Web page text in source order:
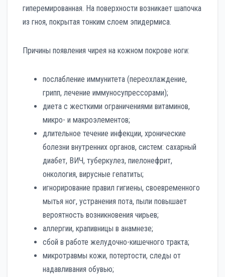
гиперемированная. На поверхности возникает шапочка
из гноя, покрытая тонким слоем эпидермиса.
Причины появления чирея на кожном покрове ноги:
послабление иммунитета (переохлаждение,
грипп, лечение иммуносупрессорами);
диета с жесткими ограничениями витаминов,
микро- и макроэлементов;
длительное течение инфекции, хронические
болезни внутренних органов, систем: сахарный
диабет, ВИЧ, туберкулез, пиелонефрит,
онкология, вирусные гепатиты;
игнорирование правил гигиены, своевременного
мытья ног, устранения пота, пыли повышает
вероятность возникновения чирьев;
аллергии, крапивницы в анамнезе;
сбой в работе желудочно-кишечного тракта;
микротравмы кожи, потертости, следы от
надавливания обувью;